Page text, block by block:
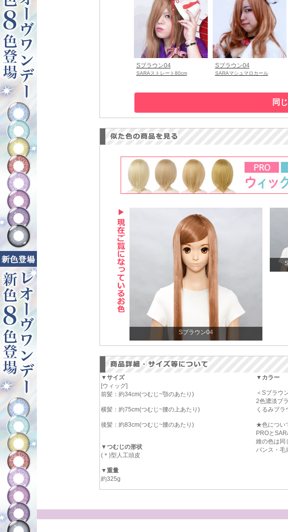
Sブラウン04
SARAストレート80cm
Sブラウン04
SARAマシュマロカール
Sブラウン04
▼サイズ
[ウィッグ]
前髪：約34cm(つむじ~顎のあたり)
横髪：約75cm(つむじ~腰の上あたり)
後髪：約83cm(つむじ~腰のあたり)
▼つむじの形状
(＊)型人工頭皮
▼重量
約325g
▼カラー
＜Sブラウ
2色濃淡ブ
くるみブラ
★色につい
PROと
維の色は同
バンス・毛